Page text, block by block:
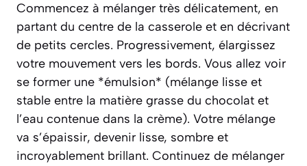
Commencez à mélanger très délicatement, en
partant du centre de la casserole et en décrivant
de petits cercles. Progressivement, élargissez
votre mouvement vers les bords. Vous allez voir
se former une *émulsion* (mélange lisse et
stable entre la matière grasse du chocolat et
l’eau contenue dans la crème). Votre mélange
va s’épaissir, devenir lisse, sombre et
incroyablement brillant. Continuez de mélanger